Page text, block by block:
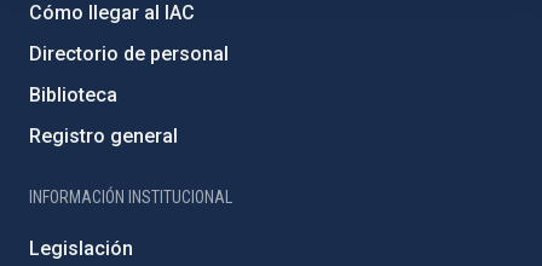
Cómo llegar al IAC
Directorio de personal
Biblioteca
Registro general
INFORMACIÓN INSTITUCIONAL
Legislación